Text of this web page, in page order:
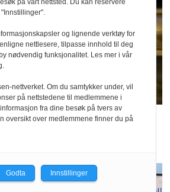
i foodora før
på vårt nettsted. Du kan reservere
og lignende verktøy for
nettlesere, tilpasse innhold til deg
nødvendig funksjonalitet. Les mer i vår
nettverket. Om du samtykker under, vil
på nettstedene til medlemmene i
fra dine besøk på tvers av
oversikt over medlemmene finner du på
Godta Innstillinger